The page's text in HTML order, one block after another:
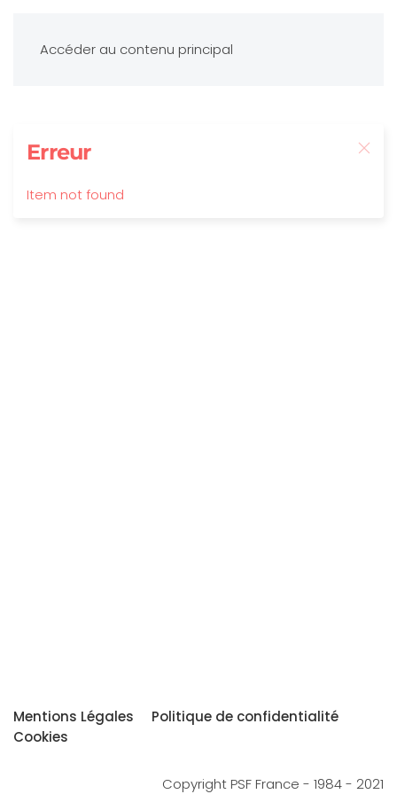
Accéder au contenu principal
Erreur
Item not found
Mentions Légales
Politique de confidentialité
Cookies
Copyright PSF France - 1984 - 2021